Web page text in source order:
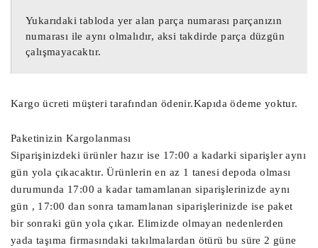
28.5154-4200.3 Honda Civic Abs Beyni
06210966643 Honda Abs Abs Çıkma Beyni
57110TA9E121M1 / 57110-TA9-E121-M1
28.5154-4200.3 / 06210966643 /
06262130481
57110TA9E121M1 Abs Beyni /
57110TA9E121M1 Abs Beyni
57110TA9E121M1 Abs Beyni /
57110TA9E121M1 Abs Beyni
Yukarıdaki tabloda yer alan parça numarası parçanızın
numarası ile aynı olmalıdır, aksi takdirde parça düzgün
çalışmayacaktır.
Kargo ücreti müşteri tarafından ödenir.Kapıda ödeme yoktur.
Paketinizin Kargolanması
Siparişinizdeki ürünler hazır ise 17:00 a kadarki siparişler aynı
gün yola çıkacaktır. Ürünlerin en az 1 tanesi depoda olması
durumunda 17:00 a kadar tamamlanan siparişlerinizde aynı
gün , 17:00 dan sonra tamamlanan siparişlerinizde ise paket
bir sonraki gün yola çıkar. Elimizde olmayan nedenlerden
yada taşıma firmasındaki takılmalardan ötürü bu süre 2 güne